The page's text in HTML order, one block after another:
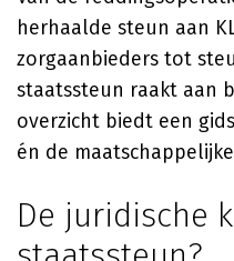
herhaalde steun aan
zorgaanbieders tot
staatssteun raakt aan
overzicht biedt een
én de
De juridische